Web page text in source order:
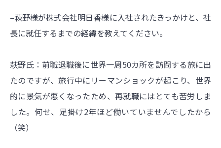
–萩野様が株式会社明日香様に入社されたきっかけと、社
長に就任するまでの経緯を教えてください。
萩野氏：前職退職後に世界一周50カ所を訪問する旅に出
たのですが、旅行中にリーマンショックが起こり、世界
的に景気が悪くなったため、再就職にはとても苦労しま
した。何せ、足掛け2年ほど働いていませんでしたから
（笑）